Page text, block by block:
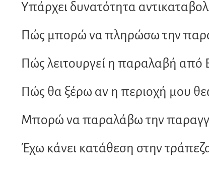
Υπάρχει δυνατότητα
Πώς μπορώ να πληρώσω την
Πώς λειτουργεί η παραλαβή από
Πώς θα ξέρω αν η περιοχή μου
Μπορώ να παραλάβω την
Έχω κάνει κατάθεση στην